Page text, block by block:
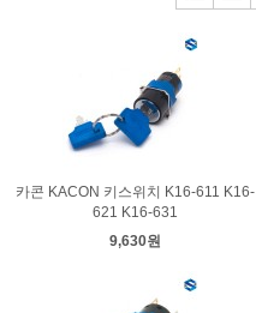
카콘 KACON 키스위치 K16-611 K16-
621 K16-631
9,630원